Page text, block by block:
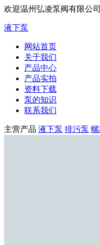
欢迎温州弘凌泵阀有限公
液下泵
网站首页
关于我们
产品中心
产品实拍
资料下载
泵的知识
联系我们
主营产品 液下泵 排污泵